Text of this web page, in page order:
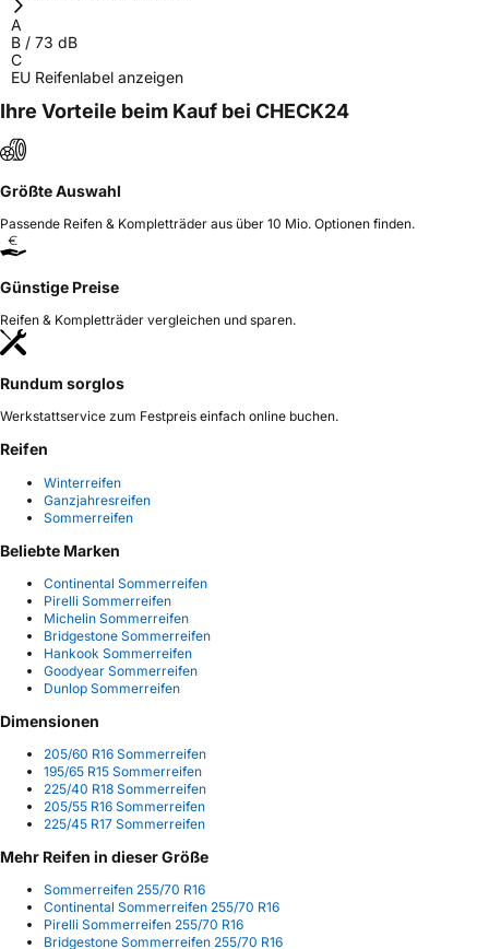
A
B / 73 dB
C
EU Reifenlabel anzeigen
Ihre Vorteile beim Kauf bei CHECK24
Größte Auswahl
Passende Reifen & Kompletträder aus über 10 Mio. Optionen finden.
Günstige Preise
Reifen & Kompletträder vergleichen und sparen.
Rundum sorglos
Werkstattservice zum Festpreis einfach online buchen.
Reifen
Winterreifen
Ganzjahresreifen
Sommerreifen
Beliebte Marken
Continental Sommerreifen
Pirelli Sommerreifen
Michelin Sommerreifen
Bridgestone Sommerreifen
Hankook Sommerreifen
Goodyear Sommerreifen
Dunlop Sommerreifen
Dimensionen
205/60 R16 Sommerreifen
195/65 R15 Sommerreifen
225/40 R18 Sommerreifen
205/55 R16 Sommerreifen
225/45 R17 Sommerreifen
Mehr Reifen in dieser Größe
Sommerreifen 255/70 R16
Continental Sommerreifen 255/70 R16
Pirelli Sommerreifen 255/70 R16
Bridgestone Sommerreifen 255/70 R16